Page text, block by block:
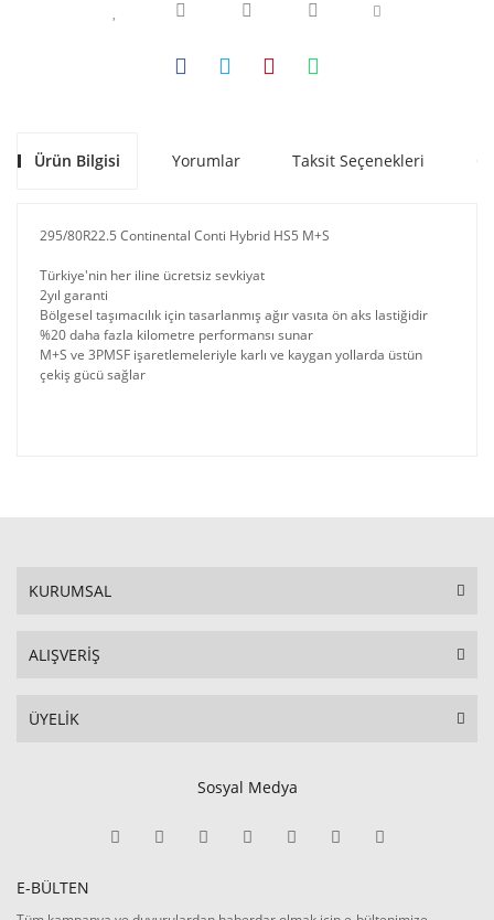
Ürün Bilgisi Yorumlar Taksit Seçenekleri
295/80R22.5 Continental Conti Hybrid HS5 M+S
Türkiye'nin her iline ücretsiz sevkiyat
2yıl garanti
Bölgesel taşımacılık için tasarlanmış ağır vasıta ön aks lastiğidir
%20 daha fazla kilometre performansı sunar
M+S ve 3PMSF işaretlemeleriyle karlı ve kaygan yollarda üstün
çekiş gücü sağlar
KURUMSAL
ALIŞVERİŞ
ÜYELİK
Sosyal Medya
E-BÜLTEN